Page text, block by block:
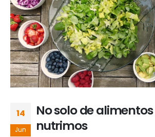
14
Jun
No solo de
nutrimos